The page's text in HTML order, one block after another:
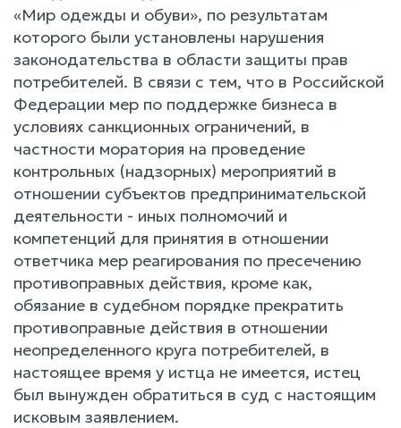
«Мир одежды и обуви», по результатам
которого были установлены нарушения
законодательства в области защиты прав
потребителей. В связи с тем, что в Российской
Федерации мер по поддержке бизнеса в
условиях санкционных ограничений, в
частности моратория на проведение
контрольных (надзорных) мероприятий в
отношении субъектов предпринимательской
деятельности - иных полномочий и
компетенций для принятия в отношении
ответчика мер реагирования по пресечению
противоправных действия, кроме как,
обязание в судебном порядке прекратить
противоправные действия в отношении
неопределенного круга потребителей, в
настоящее время у истца не имеется, истец
был вынужден обратиться в суд с настоящим
исковым заявлением.